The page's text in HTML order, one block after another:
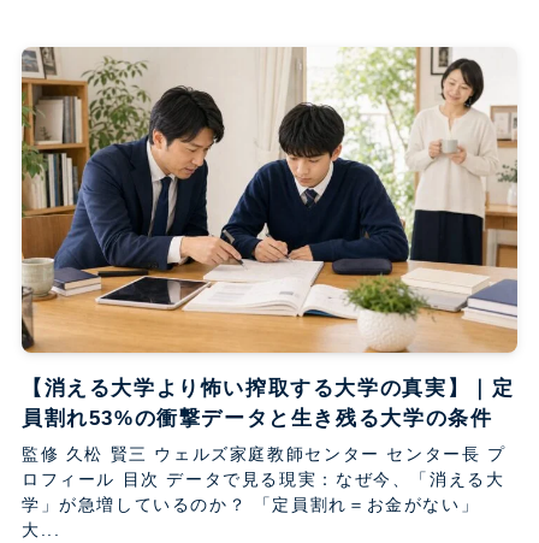
【消える大学より怖い搾取する大学の真実】｜定
員割れ53%の衝撃データと生き残る大学の条件
監修 久松 賢三 ウェルズ家庭教師センター センター長 プ
ロフィール 目次 データで見る現実：なぜ今、「消える大
学」が急増しているのか？ 「定員割れ＝お金がない」
大...